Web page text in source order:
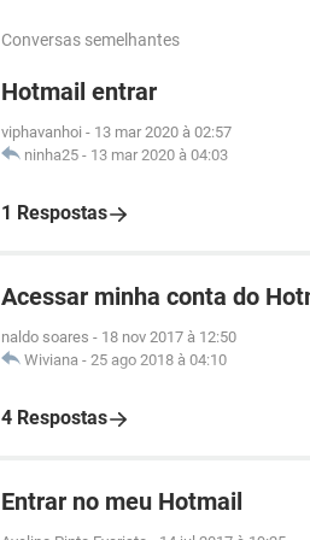
Conversas semelhantes
Hotmail entrar
viphavanhoi - 13 mar 2020 à 02:57
ninha25 - 13 mar 2020 à 04:03
1 Respostas
Acessar minha conta do
naldo soares - 18 nov 2017 à 12:50
Wiviana - 25 ago 2018 à 04:10
4 Respostas
Entrar no meu Hotmail